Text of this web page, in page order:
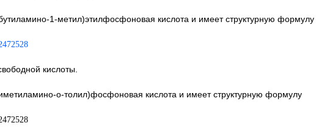
1-метил)этилфосфоновая кислота и имеет структурную формулу
кислоты.
о-толил)фосфоновая кислота и имеет структурную формулу